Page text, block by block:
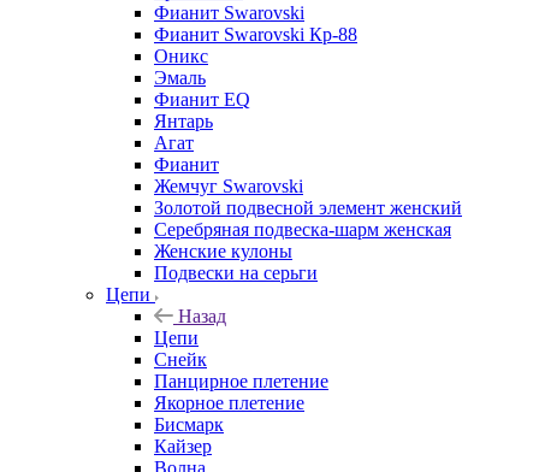
Фианит Swarovski
Фианит Swarovski Кр-88
Оникс
Эмаль
Фианит EQ
Янтарь
Агат
Фианит
Жемчуг Swarovski
Золотой подвесной элемент женcкий
Серебряная подвеска-шарм женская
Женские кулоны
Подвески на серьги
Цепи
Назад
Цепи
Снейк
Панцирное плетение
Якорное плетение
Бисмарк
Кайзер
Волна